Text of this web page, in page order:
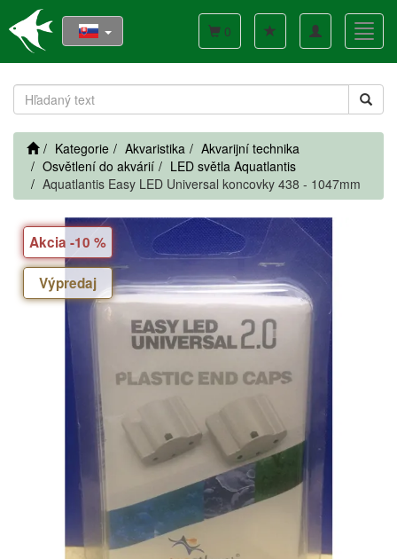
Toggle
navigation
0
Kategorie Akvaristika
Akvarijní technika
Osvětlení do akvárií
LED světla Aquatlantis
Aquatlantis Easy LED Universal koncovky 438 - 1047mm
Akcia -10 %
Výpredaj